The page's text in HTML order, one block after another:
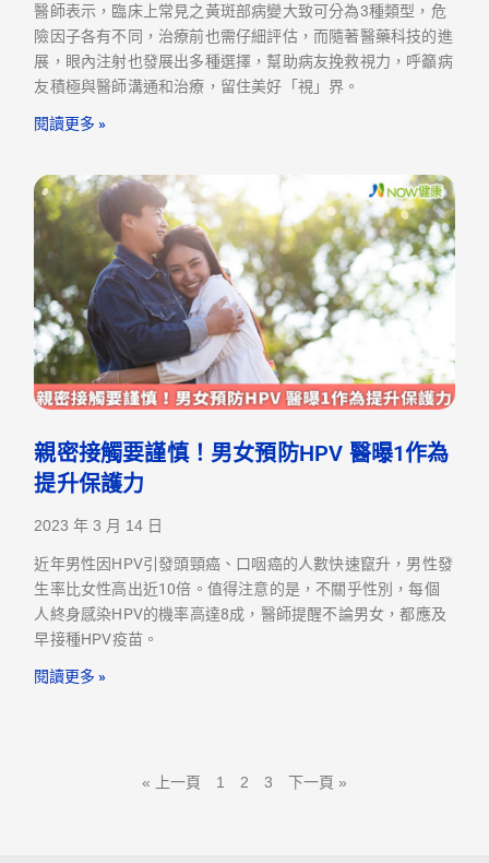
醫師表示，臨床上常見之黃斑部病變大致可分為3種類型，危
險因子各有不同，治療前也需仔細評估，而隨著醫藥科技的進
展，眼內注射也發展出多種選擇，幫助病友挽救視力，呼籲病
友積極與醫師溝通和治療，留住美好「視」界。
閱讀更多 »
親密接觸要謹慎！男女預防HPV 醫曝1作為
提升保護力
2023 年 3 月 14 日
近年男性因HPV引發頭頸癌、口咽癌的人數快速竄升，男性發
生率比女性高出近10倍。值得注意的是，不關乎性別，每個
人終身感染HPV的機率高達8成，醫師提醒不論男女，都應及
早接種HPV疫苗。
閱讀更多 »
« 上一頁 1 2 3 下一頁 »